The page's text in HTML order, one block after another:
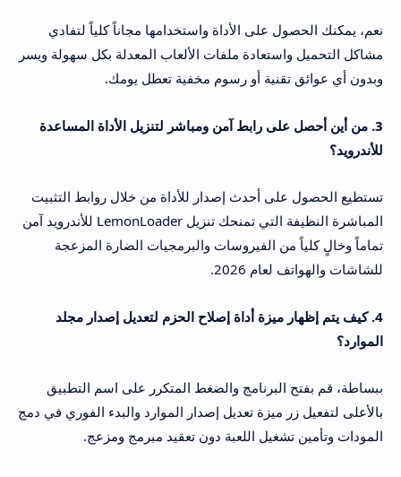
نعم، يمكنك الحصول على الأداة واستخدامها مجاناً كلياً لتفادي
مشاكل التحميل واستعادة ملفات الألعاب المعدلة بكل سهولة ويسر
وبدون أي عوائق تقنية أو رسوم مخفية تعطل يومك.
3. من أين أحصل على رابط آمن ومباشر لتنزيل الأداة المساعدة
للأندرويد؟
تستطيع الحصول على أحدث إصدار للأداة من خلال روابط التثبيت
المباشرة النظيفة التي تمنحك تنزيل LemonLoader للأندرويد آمن
تماماً وخالٍ كلياً من الفيروسات والبرمجيات الضارة المزعجة
للشاشات والهواتف لعام 2026.
4. كيف يتم إظهار ميزة أداة إصلاح الحزم لتعديل إصدار مجلد
الموارد؟
ببساطة، قم بفتح البرنامج والضغط المتكرر على اسم التطبيق
بالأعلى لتفعيل زر ميزة تعديل إصدار الموارد والبدء الفوري في دمج
المودات وتأمين تشغيل اللعبة دون تعقيد مبرمج ومزعج.